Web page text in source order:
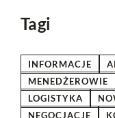
Tagi
INFORMACJE
MENEDŻEROWIE
LOGISTYKA
NEGOCJACJE